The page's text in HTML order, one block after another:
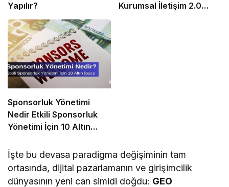
Yapılır?
Kurumsal İletişim 2.0
Sponsorluk Yönetimi
Nedir Etkili Sponsorluk
Yönetimi İçin 10 Altın
İşte bu devasa paradigma değişiminin tam
ortasında, dijital pazarlamanın ve girişimcilik
dünyasının yeni can simidi doğdu: GEO